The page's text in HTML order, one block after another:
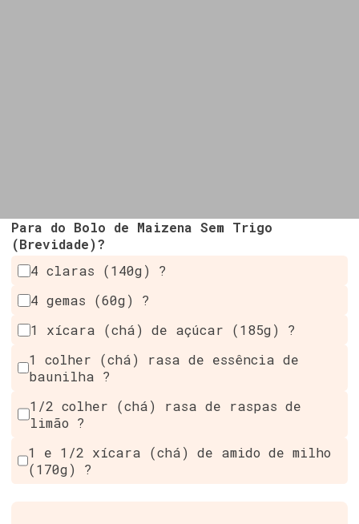
Para do Bolo de Maizena Sem Trigo
(Brevidade)?
4 claras (140g) ?
4 gemas (60g) ?
1 xícara (chá) de açúcar (185g) ?
1 colher (chá) rasa de essência de
baunilha ?
1/2 colher (chá) rasa de raspas de
limão ?
1 e 1/2 xícara (chá) de amido de milho
(170g) ?